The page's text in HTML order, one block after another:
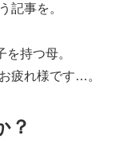
記事を。
持つ母。
疲れ様です…。
？